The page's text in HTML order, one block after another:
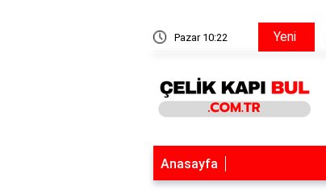
Pazar 10:22 Yeni
Anasayfa